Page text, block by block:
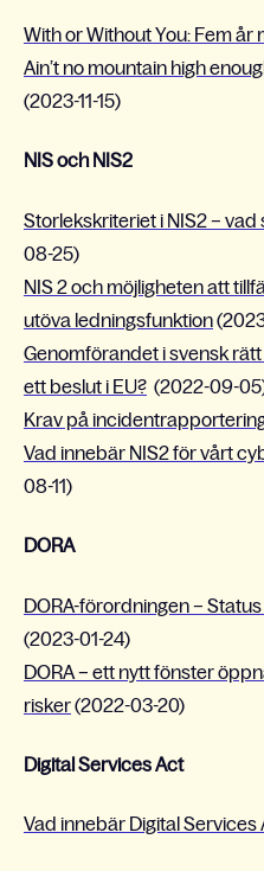
With or Without You: Fem år
Ain’t no mountain high
(2023-11-15)
NIS och NIS2
Storlekskriteriet i NIS2 – vad
08-25)
NIS 2 och möjligheten att
utöva ledningsfunktion
Genomförandet i svensk
ett beslut i EU? (2022-09-
Krav på
Vad innebär NIS2 för vårt
08-11)
DORA
DORA-förordningen –
(2023-01-24)
DORA – ett nytt fönster
risker(2022-03-20)
Digital Services Act
Vad innebär Digital Services